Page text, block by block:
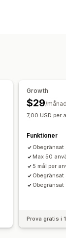
Growth
$29/
7,00 USD per
Funktioner
Max 50
5 mål per
Prova gratis i